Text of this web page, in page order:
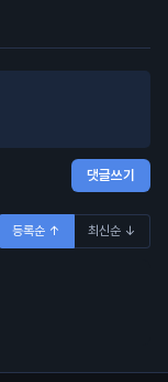
댓글쓰기
등록순 ↑ 최신순 ↓